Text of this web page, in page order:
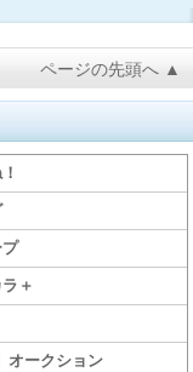
ページの先頭へ ▲
＋
オークション